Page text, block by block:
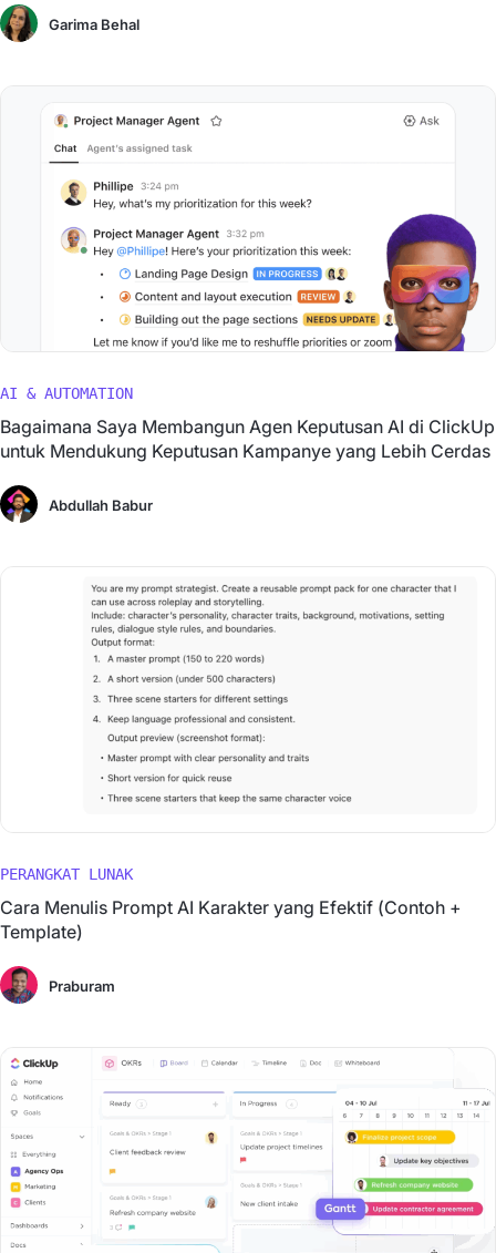
Garima Behal
AI & AUTOMATION
Bagaimana Saya Membangun Agen Keputusan AI di ClickUp
untuk Mendukung Keputusan Kampanye yang Lebih Cerdas
Abdullah Babur
PERANGKAT LUNAK
Cara Menulis Prompt AI Karakter yang Efektif (Contoh +
Template)
Praburam